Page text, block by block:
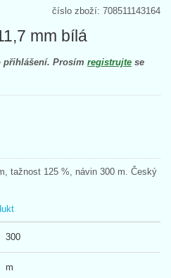
číslo zboží: 708511143164
mm bílá
přihlášení. Prosím registrujte se
tažnost 125 %, návin 300 m. Český
300
m